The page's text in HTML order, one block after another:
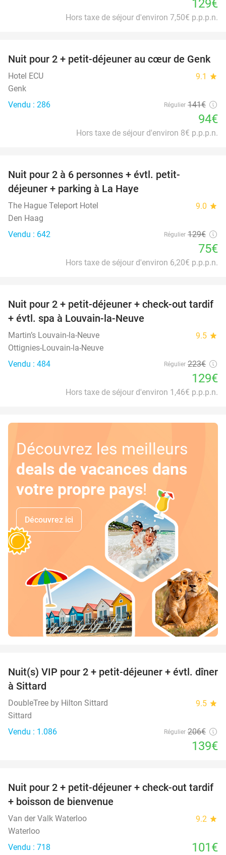
129€
Hors taxe de séjour d'environ 7,50€ p.p.p.n.
33%
Nuit pour 2 + petit-déjeuner au cœur de Genk
Hotel ECU 9.1 star
Genk
Vendu : 286
Régulier 141€
94€
Hors taxe de séjour d'environ 8€ p.p.p.n.
Nuit pour 2 à 6 personnes + évtl. petit-
déjeuner + parking à La Haye
The Hague Teleport Hotel 9.0 star
Den Haag
Vendu : 642
Régulier 129€
75€
Hors taxe de séjour d'environ 6,20€ p.p.p.n.
42%
Nuit pour 2 + petit-déjeuner + check-out tardif
+ évtl. spa à Louvain-la-Neuve
Martin’s Louvain-la-Neuve 9.5 star
Ottignies-Louvain-la-Neuve
Vendu : 484
Régulier 223€
129€
Hors taxe de séjour d'environ 1,46€ p.p.p.n.
Découvrez les meilleurs
deals de vacances dans
votre propre pays!
Découvrez ici
33%
Nuit(s) VIP pour 2 + petit-déjeuner + évtl. dîner
à Sittard
DoubleTree by Hilton Sittard 9.5 star
Sittard
Vendu : 1.086
Régulier 206€
139€
Nuit pour 2 + petit-déjeuner + check-out tardif
+ boisson de bienvenue
Van der Valk Waterloo 9.2 star
Waterloo
Vendu : 718
101€